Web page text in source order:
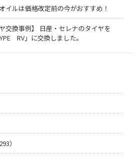
イルは価格改定前の今がおすすめ！
交換事例】 日産・セレナのタイヤを
RV」に交換しました。
）